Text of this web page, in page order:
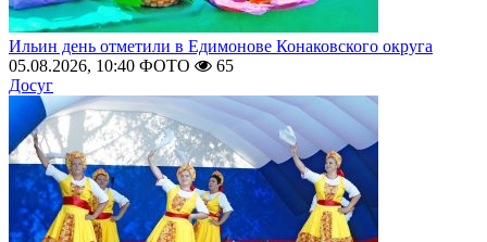
Ильин день отметили в Едимонове Конаковского округа
05.08.2026, 10:40 ФОТО
65
Досуг